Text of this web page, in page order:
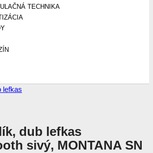
TECHNIKA
dub lefkas
sivý, MONTANA SN